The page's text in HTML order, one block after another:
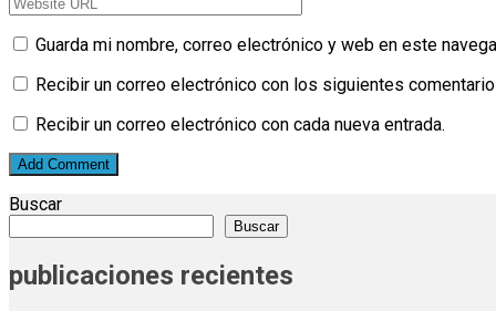
Guarda mi nombre, correo electrónico y web en este
Recibir un correo electrónico con los siguientes
Recibir un correo electrónico con cada nueva entrada.
Buscar
Buscar
publicaciones recientes